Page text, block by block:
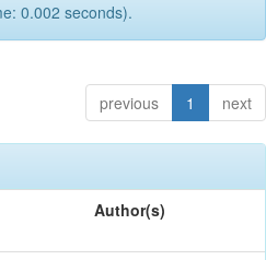
0.002 seconds).
previous 1 next
Author(s)